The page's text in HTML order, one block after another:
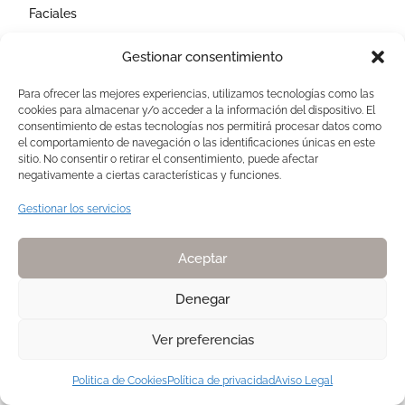
Gestionar consentimiento
Para ofrecer las mejores experiencias, utilizamos tecnologías como las
cookies para almacenar y/o acceder a la información del dispositivo. El
consentimiento de estas tecnologías nos permitirá procesar datos como
el comportamiento de navegación o las identificaciones únicas en este
sitio. No consentir o retirar el consentimiento, puede afectar
negativamente a ciertas características y funciones.
Gestionar los servicios
Aceptar
Denegar
Ver preferencias
Politica de CookiesPolítica de privacidadAviso Legal
Faciales
AVISOS LEGALES
Aviso Legal
Politica de Cookies
Política de privacidad
Copyright 2025. Todos los derechos reservados NATURELLE by Pilar